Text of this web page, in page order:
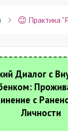
Практика "Разговор с внутренним ребенком
Диалог с
с
Личности